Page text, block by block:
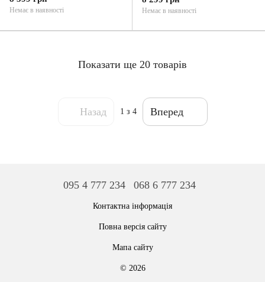
Немає в наявності Немає в наявності
Показати ще 20 товарів
Назад 1 з 4 Вперед
095 4 777 234 068 6 777 234
Контактна інформація
Повна версія сайту
Мапа сайту
© 2026